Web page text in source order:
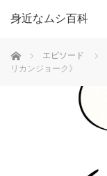
身近なムシ百科
ホーム エピソード
リカンジョーク》